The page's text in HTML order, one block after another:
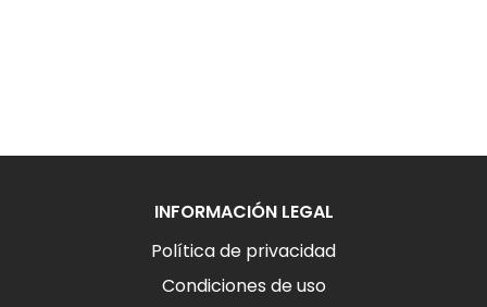
INFORMACIÓN LEGAL
Política de privacidad
Condiciones de uso